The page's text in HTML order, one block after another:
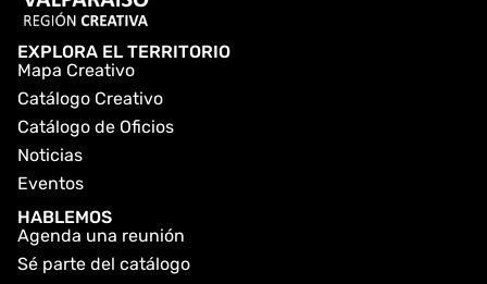
EXPLORA EL TERRITORIO
Mapa Creativo
Catálogo Creativo
Catálogo de Oficios
Noticias
Eventos
HABLEMOS
Agenda una reunión
Sé parte del catálogo